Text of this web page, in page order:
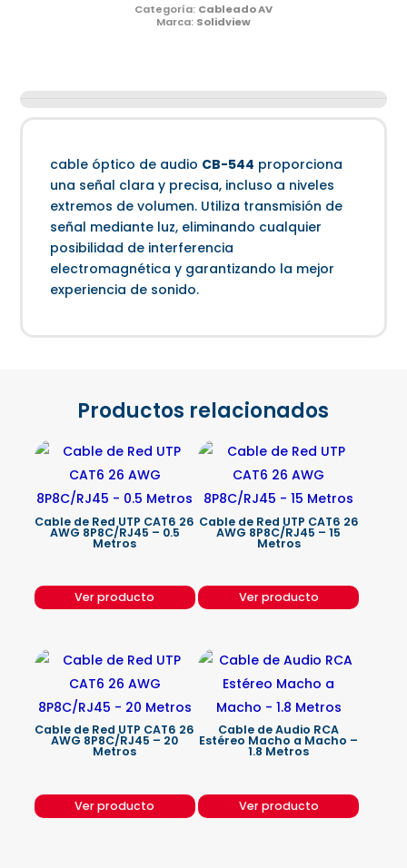
Categoría: Cableado AV
Marca: Solidview
cable óptico de audio CB-544 proporciona
una señal clara y precisa, incluso a niveles
extremos de volumen. Utiliza transmisión de
señal mediante luz, eliminando cualquier
posibilidad de interferencia
electromagnética y garantizando la mejor
experiencia de sonido.
Productos relacionados
Cable de Red UTP CAT6 26
AWG 8P8C/RJ45 – 0.5
Metros
Ver producto
Cable de Red UTP CAT6 26
AWG 8P8C/RJ45 – 15
Metros
Ver producto
Cable de Red UTP CAT6 26
AWG 8P8C/RJ45 – 20
Metros
Ver producto
Cable de Audio RCA
Estéreo Macho a Macho –
1.8 Metros
Ver producto